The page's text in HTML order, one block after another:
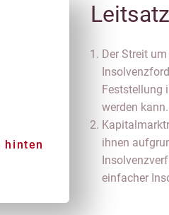
hinten
Der Streit
Feststellung
werden kann.
ihnen
einfacher